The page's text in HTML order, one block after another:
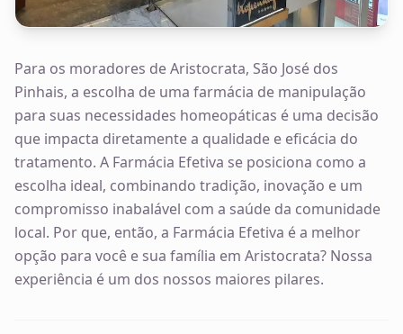
Para os moradores de Aristocrata, São José dos
Pinhais, a escolha de uma farmácia de manipulação
para suas necessidades homeopáticas é uma decisão
que impacta diretamente a qualidade e eficácia do
tratamento. A Farmácia Efetiva se posiciona como a
escolha ideal, combinando tradição, inovação e um
compromisso inabalável com a saúde da comunidade
local. Por que, então, a Farmácia Efetiva é a melhor
opção para você e sua família em Aristocrata? Nossa
experiência é um dos nossos maiores pilares.